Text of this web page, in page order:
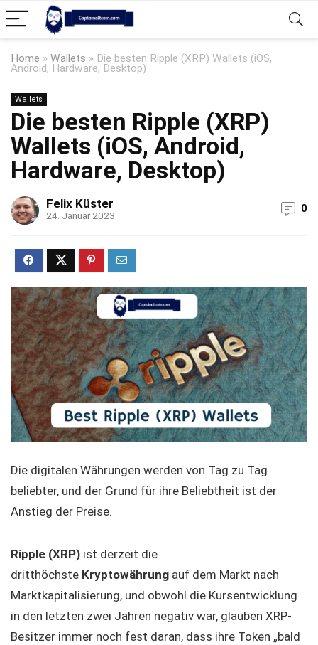
Home » Wallets » Die besten Ripple (XRP) Wallets (iOS,
Android, Hardware, Desktop)
Wallets
Die besten Ripple (XRP)
Wallets (iOS, Android,
Hardware, Desktop)
Felix Küster
24. Januar 2023
0
Die digitalen Währungen werden von Tag zu Tag
beliebter, und der Grund für ihre Beliebtheit ist der
Anstieg der Preise.
Ripple (XRP) ist derzeit die
dritthöchste Kryptowährung auf dem Markt nach
Marktkapitalisierung, und obwohl die Kursentwicklung
in den letzten zwei Jahren negativ war, glauben XRP-
Besitzer immer noch fest daran, dass ihre Token „bald